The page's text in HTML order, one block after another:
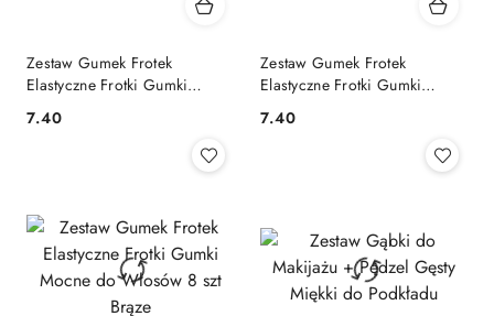
Zestaw Gumek Frotek
Elastyczne Frotki Gumki
Niebieskie
Cena:
7.40
Zestaw Gumek Frotek
Elastyczne Frotki Gumki
Pastelowe
Cena:
7.40